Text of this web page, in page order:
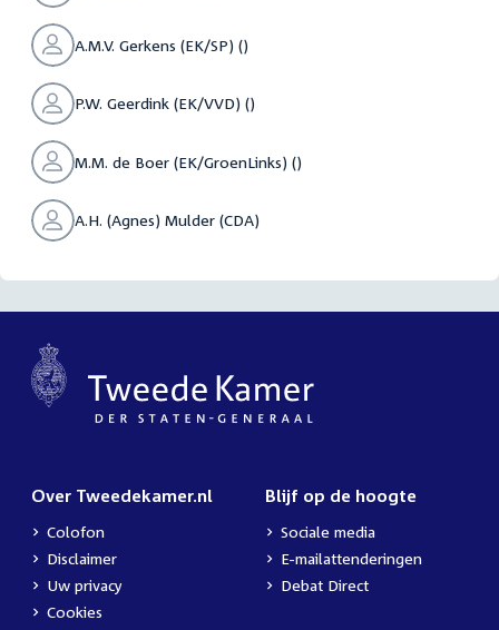
A.M.V. Gerkens (EK/SP) ()
P.W. Geerdink (EK/VVD) ()
M.M. de Boer (EK/GroenLinks) ()
A.H. (Agnes) Mulder (CDA)
Over Tweedekamer.nl
Colofon
Disclaimer
Uw privacy
Cookies
Blijf op de hoogte
Sociale media
E-mailattenderingen
Debat Direct